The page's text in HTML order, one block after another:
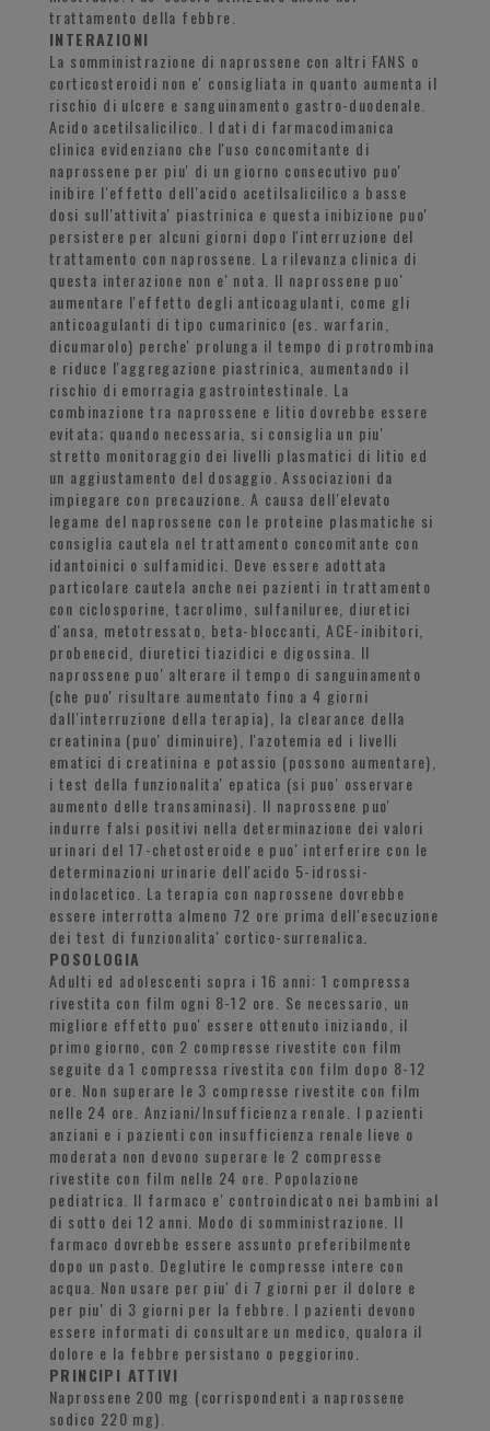
trattamento della febbre.
INTERAZIONI
La somministrazione di naprossene con altri FANS o
corticosteroidi non e' consigliata in quanto aumenta il
rischio di ulcere e sanguinamento gastro-duodenale.
Acido acetilsalicilico. I dati di farmacodimanica
clinica evidenziano che l'uso concomitante di
naprossene per piu' di un giorno consecutivo puo'
inibire l'effetto dell'acido acetilsalicilico a basse
dosi sull'attivita' piastrinica e questa inibizione puo'
persistere per alcuni giorni dopo l'interruzione del
trattamento con naprossene. La rilevanza clinica di
questa interazione non e' nota. Il naprossene puo'
aumentare l'effetto degli anticoagulanti, come gli
anticoagulanti di tipo cumarinico (es. warfarin,
dicumarolo) perche' prolunga il tempo di protrombina
e riduce l'aggregazione piastrinica, aumentando il
rischio di emorragia gastrointestinale. La
combinazione tra naprossene e litio dovrebbe essere
evitata; quando necessaria, si consiglia un piu'
stretto monitoraggio dei livelli plasmatici di litio ed
un aggiustamento del dosaggio. Associazioni da
impiegare con precauzione. A causa dell'elevato
legame del naprossene con le proteine plasmatiche si
consiglia cautela nel trattamento concomitante con
idantoinici o sulfamidici. Deve essere adottata
particolare cautela anche nei pazienti in trattamento
con ciclosporine, tacrolimo, sulfaniluree, diuretici
d'ansa, metotressato, beta-bloccanti, ACE-inibitori,
probenecid, diuretici tiazidici e digossina. Il
naprossene puo' alterare il tempo di sanguinamento
(che puo' risultare aumentato fino a 4 giorni
dall'interruzione della terapia), la clearance della
creatinina (puo' diminuire), l'azotemia ed i livelli
ematici di creatinina e potassio (possono aumentare),
i test della funzionalita' epatica (si puo' osservare
aumento delle transaminasi). Il naprossene puo'
indurre falsi positivi nella determinazione dei valori
urinari del 17-chetosteroide e puo' interferire con le
determinazioni urinarie dell'acido 5-idrossi-
indolacetico. La terapia con naprossene dovrebbe
essere interrotta almeno 72 ore prima dell'esecuzione
dei test di funzionalita' cortico-surrenalica.
POSOLOGIA
Adulti ed adolescenti sopra i 16 anni: 1 compressa
rivestita con film ogni 8-12 ore. Se necessario, un
migliore effetto puo' essere ottenuto iniziando, il
primo giorno, con 2 compresse rivestite con film
seguite da 1 compressa rivestita con film dopo 8-12
ore. Non superare le 3 compresse rivestite con film
nelle 24 ore. Anziani/Insufficienza renale. I pazienti
anziani e i pazienti con insufficienza renale lieve o
moderata non devono superare le 2 compresse
rivestite con film nelle 24 ore. Popolazione
pediatrica. Il farmaco e' controindicato nei bambini al
di sotto dei 12 anni. Modo di somministrazione. Il
farmaco dovrebbe essere assunto preferibilmente
dopo un pasto. Deglutire le compresse intere con
acqua. Non usare per piu' di 7 giorni per il dolore e
per piu' di 3 giorni per la febbre. I pazienti devono
essere informati di consultare un medico, qualora il
dolore e la febbre persistano o peggiorino.
PRINCIPI ATTIVI
Naprossene 200 mg (corrispondenti a naprossene
sodico 220 mg).